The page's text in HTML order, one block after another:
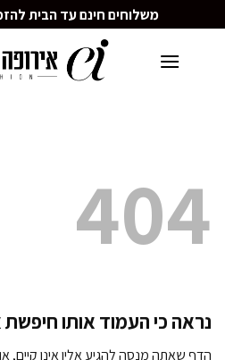
to
content
משלוחים חינם עד הבית להזמנות
404
נראה כי העמוד אותו חיפשת
הדף שאתה מנסה להגיע אליו אינו